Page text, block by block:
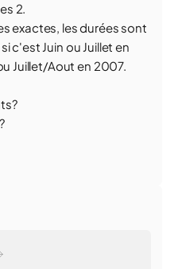
2.
exactes, les durées sont
c'est Juin ou Juillet en
Juillet/Aout en 2007.